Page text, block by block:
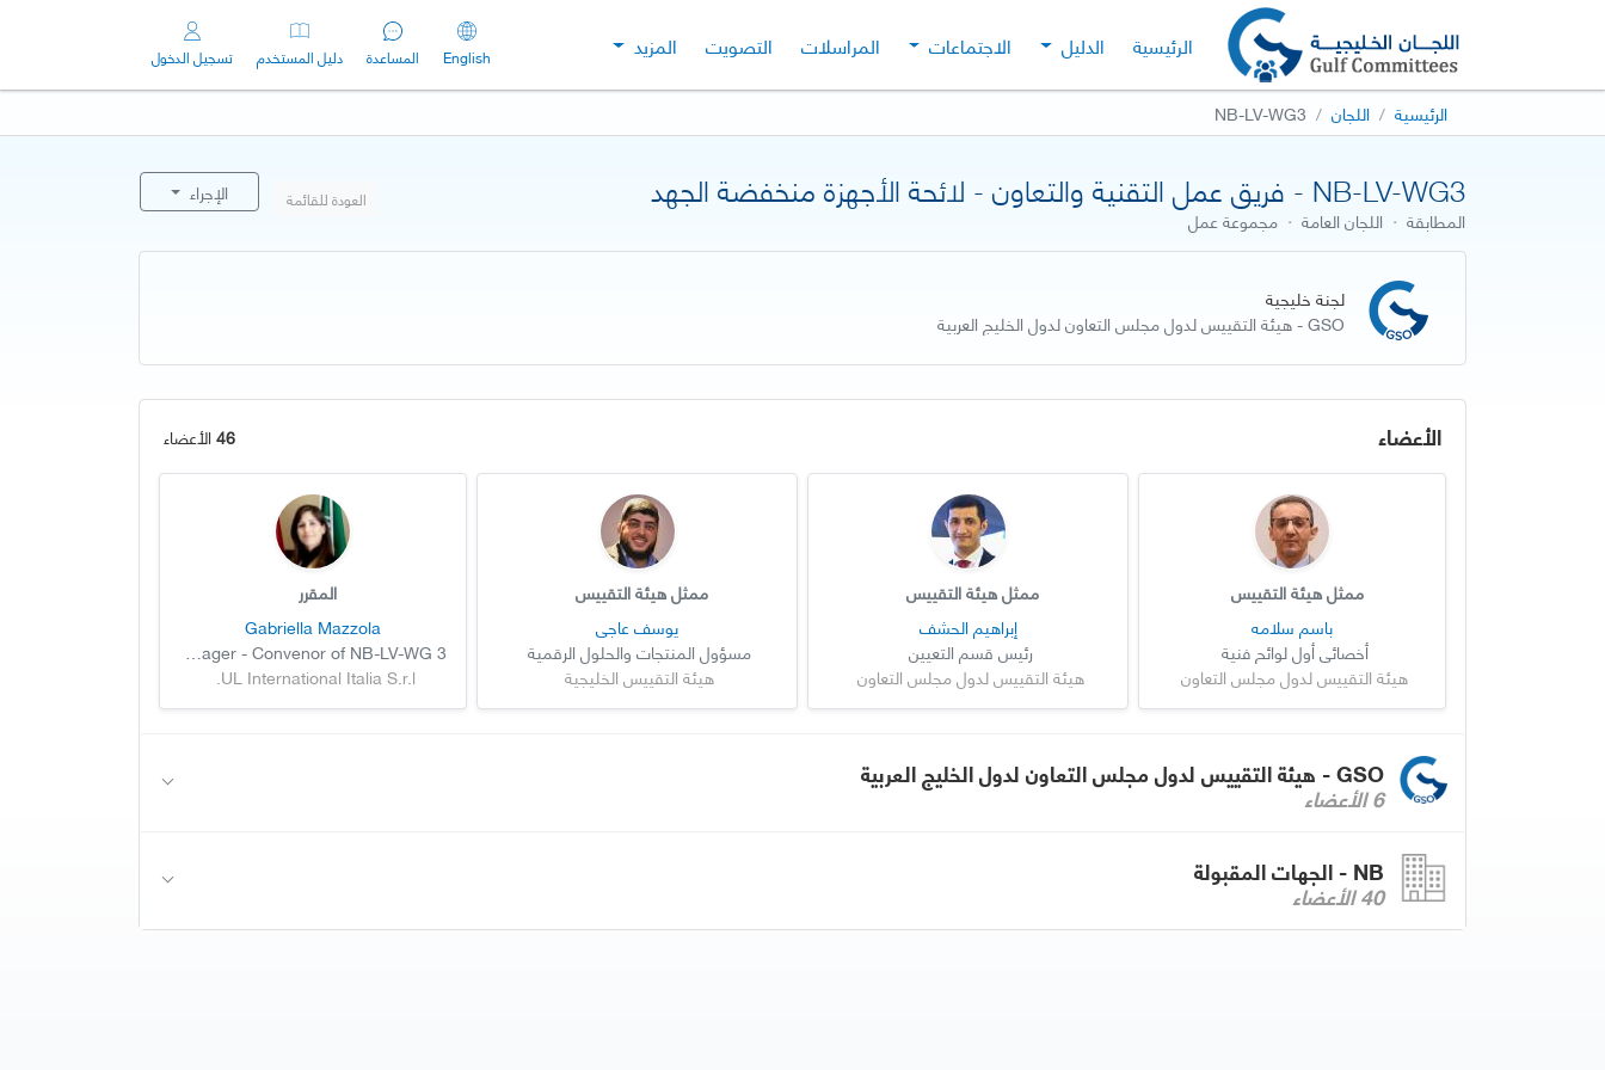
الرئيسية الدليل الاجتماعات المراسلات التصويت المزيد English المساعدة دليل المستخدم تسجيل الدخول
الرئيسية اللجان NB-LV-WG3
NB-LV-WG3 - فريق عمل التقنية والتعاون - لائحة الأجهزة منخفضة الجهد
المطابقة · اللجان العامة · مجموعة عمل
العودة للقائمة الإجراء
لجنة خليجية
GSO - هيئة التقييس لدول مجلس التعاون لدول الخليج العربية
الأعضاء 46الأعضاء
ممثل هيئة التقييس
باسم سلامه
أخصائي أول لوائح فنية
هيئة التقييس لدول مجلس التعاون
ممثل هيئة التقييس
إبراهيم الحشف
رئيس قسم التعيين
هيئة التقييس لدول مجلس التعاون
ممثل هيئة التقييس
يوسف عاجي
مسؤول المنتجات والحلول الرقمية
هيئة التقييس الخليجية
المقرر
Gabriella Mazzola
Senior GMA Manager - Convenor of NB-LV-WG 3
UL International Italia S.r.l.
GSO - هيئة التقييس لدول مجلس التعاون لدول الخليج العربية
6 الأعضاء
NB - الجهات المقبولة
40 الأعضاء